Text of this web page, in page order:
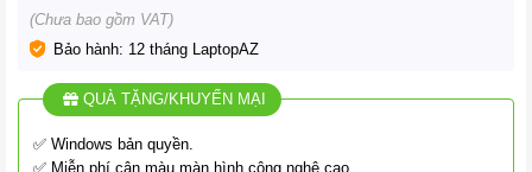
(Chưa bao gồm VAT)
Bảo hành: 12 tháng LaptopAZ
QUÀ TẶNG/KHUYẾN MẠI
✅ Windows bản quyền.
✅ Miễn phí cân màu màn hình công nghệ cao.